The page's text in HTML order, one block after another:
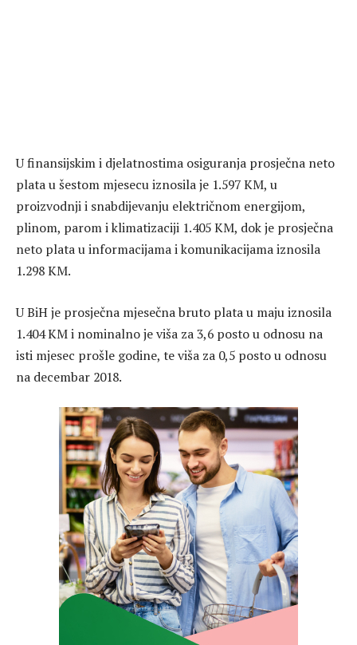
U finansijskim i djelatnostima osiguranja prosječna neto
plata u šestom mjesecu iznosila je 1.597 KM, u
proizvodnji i snabdijevanju električnom energijom,
plinom, parom i klimatizaciji 1.405 KM, dok je prosječna
neto plata u informacijama i komunikacijama iznosila
1.298 KM.
U BiH je prosječna mjesečna bruto plata u maju iznosila
1.404 KM i nominalno je viša za 3,6 posto u odnosu na
isti mjesec prošle godine, te viša za 0,5 posto u odnosu
na decembar 2018.